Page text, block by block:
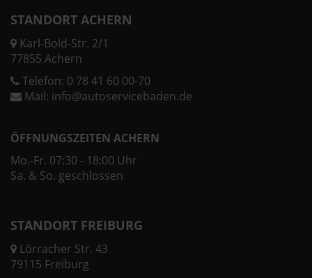
STANDORT ACHERN
Karl-Bold-Str. 2/1
77855 Achern
Telefon: 0 78 41 60 00-70
Mail: info@autoservicebaden.de
ÖFFNUNGSZEITEN ACHERN
Mo.-Fr. 07:30 - 18:00 Uhr
Sa. & So. geschlossen
STANDORT FREIBURG
Lörracher Str. 43
79115 Freiburg